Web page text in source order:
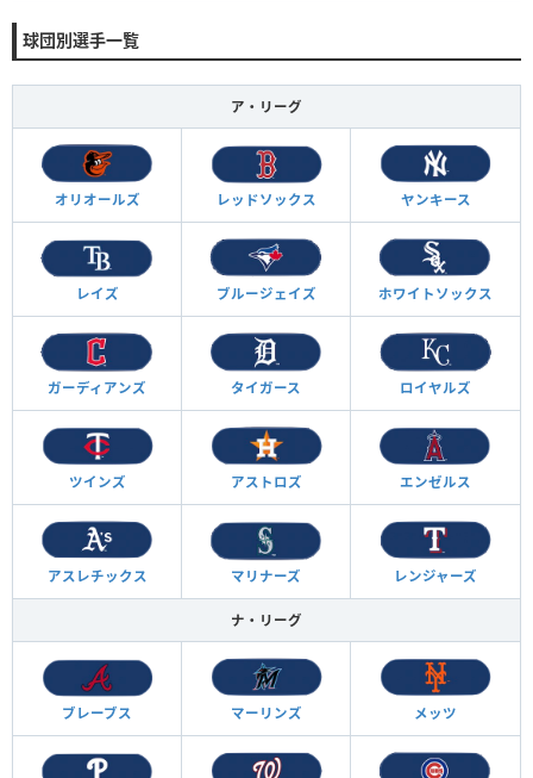
球団別選手一覧
ア・リーグ
オリオールズ レッドソックス ヤンキース
レイズ ブルージェイズ ホワイトソックス
ガーディアンズ タイガース ロイヤルズ
ツインズ アストロズ エンゼルス
アスレチックス マリナーズ レンジャーズ
ナ・リーグ
ブレーブス マーリンズ メッツ